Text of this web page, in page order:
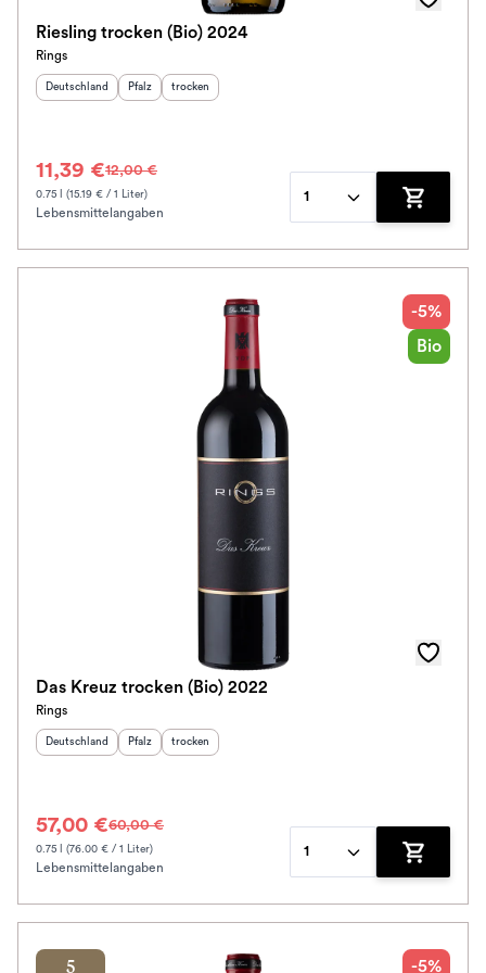
Riesling trocken (Bio) 2024
Rings
Herkunftsland
Deutschland Herkunftsregion
Pfalz Geschmack
trocken
11,39 €12,00 €
0.75 l (15.19 € / 1 Liter)
Lebensmittelangaben
1
Zum
-5%
Bio
Das Kreuz trocken (Bio) 2022
Rings
Herkunftsland
Deutschland Herkunftsregion
Pfalz Geschmack
trocken
57,00 €60,00 €
0.75 l (76.00 € / 1 Liter)
Lebensmittelangaben
1
Zum
5 -5%